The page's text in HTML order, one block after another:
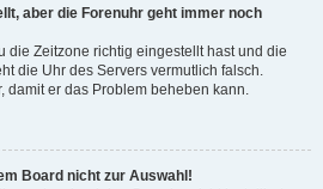
aber die Forenuhr geht immer noch
die Zeitzone richtig eingestellt hast und die
die Uhr des Servers vermutlich falsch.
damit er das Problem beheben kann.
Board nicht zur Auswahl!